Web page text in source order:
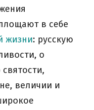
в себе
жизни: русскую
о
величии и